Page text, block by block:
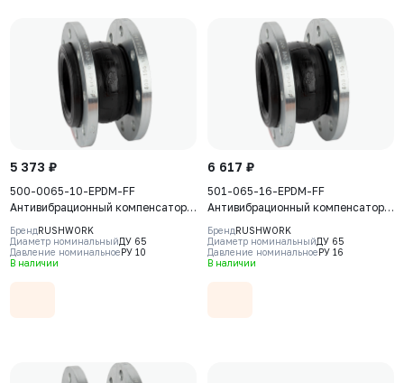
5 373 ₽
500-0065-10-EPDM-FF
Антивибрационный компенсатор
фланцевый Rushwork, DN65 PN10,
Т макс 110С
БрендRUSHWORK
Диаметр номинальныйДУ 65
Давление номинальноеРУ 10
В наличии
6 617 ₽
501-065-16-EPDM-FF
Антивибрационный компенсатор
фланцевый Rushwork, DN65 PN16,
Т макс 110С
БрендRUSHWORK
Диаметр номинальныйДУ 65
Давление номинальноеРУ 16
В наличии